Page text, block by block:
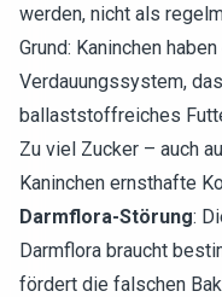
werden, nicht als
Grund: Kaninchen
Verdauungssystem,
ballaststoffreiches
Zu viel Zucker – auch
Kaninchen ernsthafte
Darmflora-Störung:
Darmflora braucht
fördert die falschen